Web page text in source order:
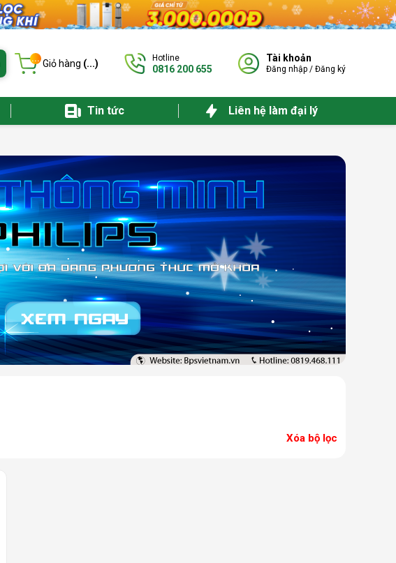
... Giỏ hàng (...) Hotline
0816 200 655
Tài khoản
Đăng nhập / Đăng ký
Tin tức Liên hệ làm đại lý
Xóa bộ lọc